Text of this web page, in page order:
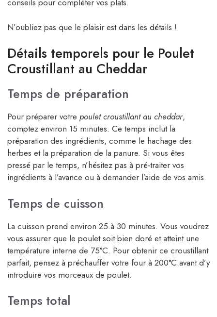
conseils pour compléter vos plats.
N’oubliez pas que le plaisir est dans les détails !
Détails temporels pour le Poulet
Croustillant au Cheddar
Temps de préparation
Pour préparer votre poulet croustillant au cheddar,
comptez environ 15 minutes. Ce temps inclut la
préparation des ingrédients, comme le hachage des
herbes et la préparation de la panure. Si vous êtes
pressé par le temps, n’hésitez pas à pré-traiter vos
ingrédients à l’avance ou à demander l’aide de vos amis.
Temps de cuisson
La cuisson prend environ 25 à 30 minutes. Vous voudrez
vous assurer que le poulet soit bien doré et atteint une
température interne de 75°C. Pour obtenir ce croustillant
parfait, pensez à préchauffer votre four à 200°C avant d’y
introduire vos morceaux de poulet.
Temps total